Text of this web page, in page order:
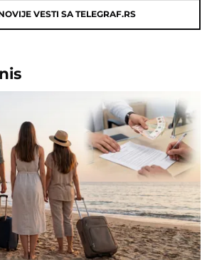
VESTI SA TELEGRAF.RS